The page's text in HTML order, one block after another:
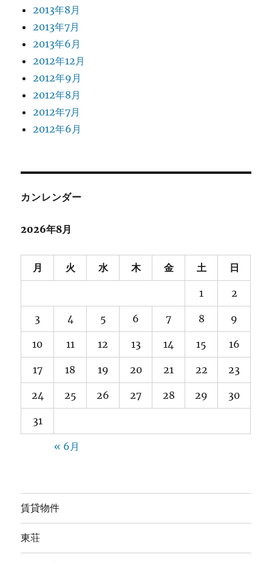
2013年8月
2013年7月
2013年6月
2012年12月
2012年9月
2012年8月
2012年7月
2012年6月
カンレンダー
2026年8月
月 火 水 木 金 土 日
1 2
3 4 5 6 7 8 9
10 11 12 13 14 15 16
17 18 19 20 21 22 23
24 25 26 27 28 29 30
31
« 6月
賃貸物件
東荘